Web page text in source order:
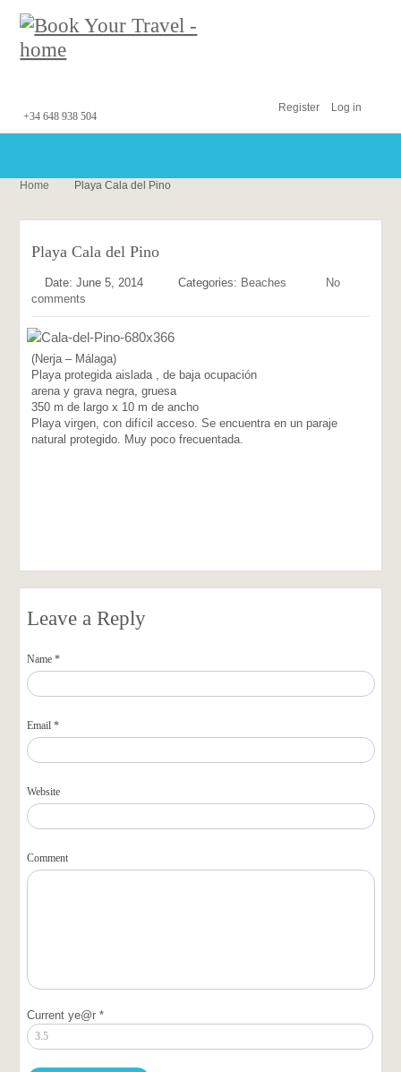
Register Log in
+34 648 938 504
Home Playa Cala del Pino
Playa Cala del Pino
Date: June 5, 2014 Categories: Beaches
No
comments
(Nerja – Málaga)
Playa protegida aislada , de baja ocupación
arena y grava negra, gruesa
350 m de largo x 10 m de ancho
Playa virgen, con difícil acceso. Se encuentra en un paraje
natural protegido. Muy poco frecuentada.
Leave a Reply
Name *
Email *
Website
Comment
Current ye@r*